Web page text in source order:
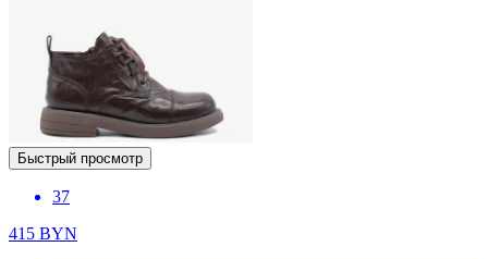
Быстрый просмотр
37
415 BYN